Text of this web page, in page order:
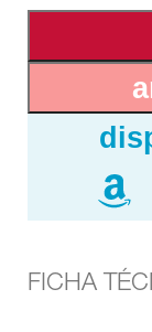
Amasia, su
tuvo que
forzada a
fe, el ingenio
demás. Su fe
El intenso
relación con la
Ester,
FICHA